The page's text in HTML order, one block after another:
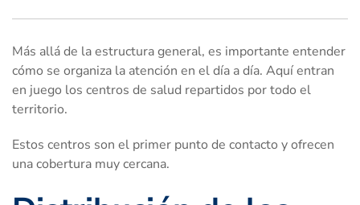
Más allá de la estructura general, es importante entender
cómo se organiza la atención en el día a día. Aquí entran
en juego los centros de salud repartidos por todo el
territorio.
Estos centros son el primer punto de contacto y ofrecen
una cobertura muy cercana.